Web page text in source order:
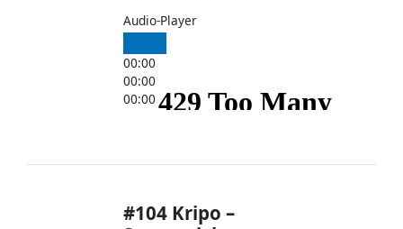
Audio-Player
00:00
00:00
00:00
#104 Kripo –